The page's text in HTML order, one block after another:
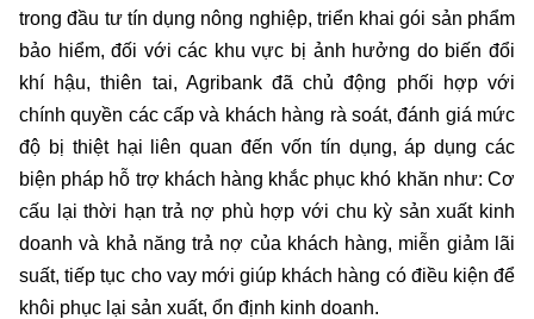
trong đầu tư tín dụng nông nghiệp, triển khai gói sản phẩm
bảo hiểm, đối với các khu vực bị ảnh hưởng do biến đổi
khí hậu, thiên tai, Agribank đã chủ động phối hợp với
chính quyền các cấp và khách hàng rà soát, đánh giá mức
độ bị thiệt hại liên quan đến vốn tín dụng, áp dụng các
biện pháp hỗ trợ khách hàng khắc phục khó khăn như: Cơ
cấu lại thời hạn trả nợ phù hợp với chu kỳ sản xuất kinh
doanh và khả năng trả nợ của khách hàng, miễn giảm lãi
suất, tiếp tục cho vay mới giúp khách hàng có điều kiện để
khôi phục lại sản xuất, ổn định kinh doanh.